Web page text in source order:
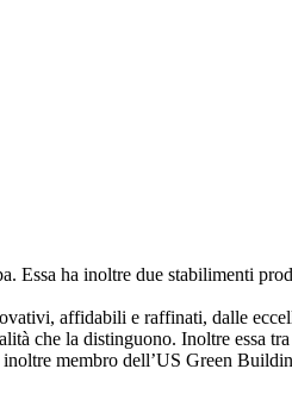
Essa ha inoltre due stabilimenti
affidabili e raffinati, dalle
che la distinguono. Inoltre essa
membro dell’US Green